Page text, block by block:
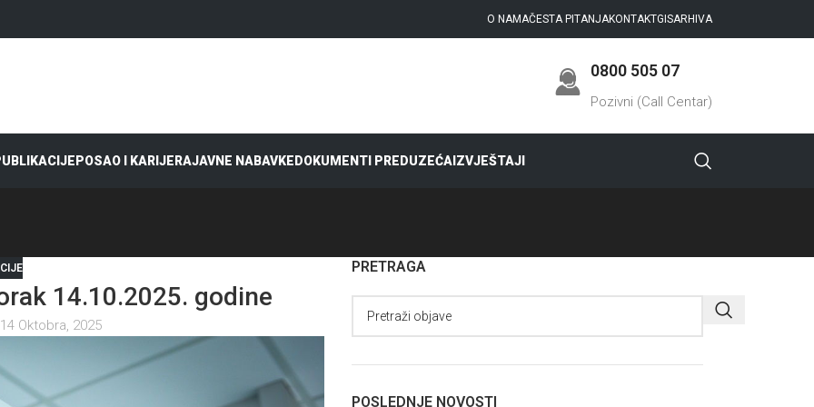
O NAMAČESTA PITANJAKONTAKTGISARHIVA
0800 505 07
Pozivni (Call Centar)
POSAO I KARIJERAJAVNE NABAVKEDOKUMENTI PREDUZEĆAIZVJEŠTAJI
14.10.2025. godine
Oktobra, 2025
PRETRAGA
POSLEDNJE NOVOSTI